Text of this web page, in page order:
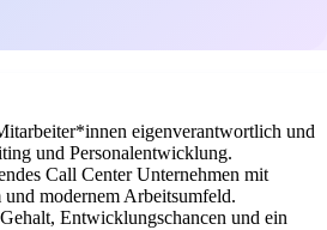
eigenverantwortlich und
und Personalentwicklung.
Call Center Unternehmen mit
und modernem Arbeitsumfeld.
Entwicklungschancen und ein